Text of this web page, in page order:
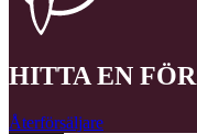
HITTA EN
Återförsäljare